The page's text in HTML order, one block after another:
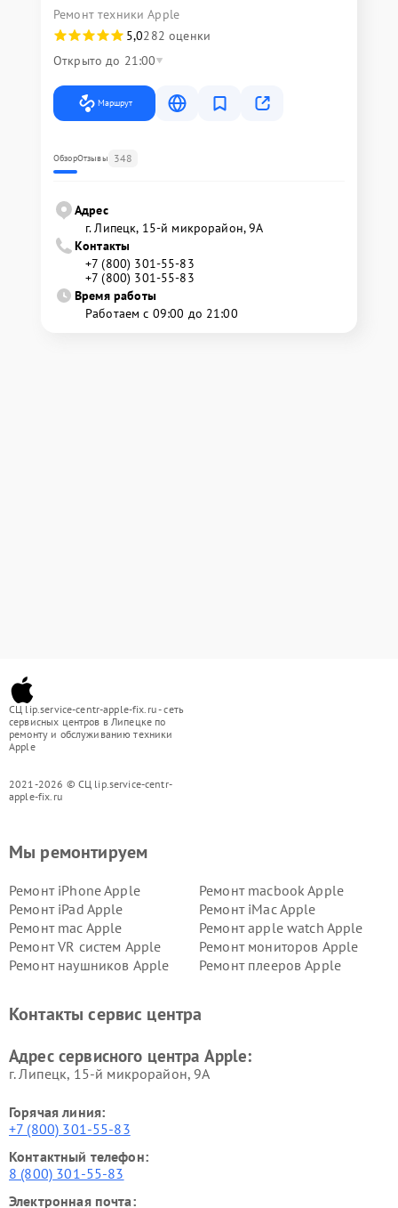
Ремонт техники Apple
5,0282 оценки
Открыто до 21:00
Маршрут
ОбзорОтзывы 348
Адрес
г. Липецк, 15-й микрорайон, 9А
Контакты
+7 (800) 301-55-83
+7 (800) 301-55-83
Время работы
Работаем с 09:00 до 21:00
СЦ lip.service-centr-apple-fix.ru - сеть
сервисных центров в Липецке по
ремонту и обслуживанию техники
Apple
2021-2026 © СЦ lip.service-centr-
apple-fix.ru
Мы ремонтируем
Ремонт iPhone Apple
Ремонт macbook Apple
Ремонт iPad Apple
Ремонт iMac Apple
Ремонт mac Apple
Ремонт apple watch Apple
Ремонт VR систем Apple
Ремонт мониторов Apple
Ремонт наушников Apple
Ремонт плееров Apple
Контакты сервис центра
Адрес сервисного центра Apple:
г. Липецк, 15-й микрорайон, 9А
Горячая линия:
+7 (800) 301-55-83
Контактный телефон:
8 (800) 301-55-83
Электронная почта: